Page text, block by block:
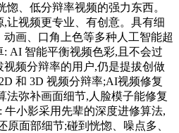
、低分辩率视频的强力东西。
让视频更专业、有创意。具有细
画、口角上色等多种人工智能超
AI 智能平衡视频色彩,且不会过
频分辩率的用户,仍是提拔创做
和 3D 视频分辩率;AI视频修复
法弥补画面细节,人脸模子能修复
小影采用先辈的深度进修算法,
面部细节;碰到恍惚、噪点多、